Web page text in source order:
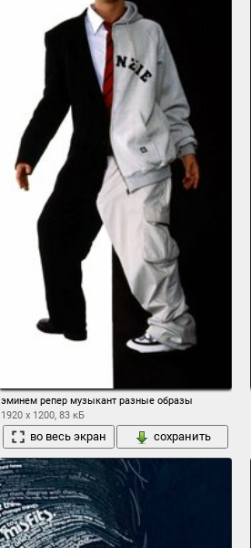
эминем репер музыкант разные образы
1920 x 1200, 83 кБ
во весь экран сохранить